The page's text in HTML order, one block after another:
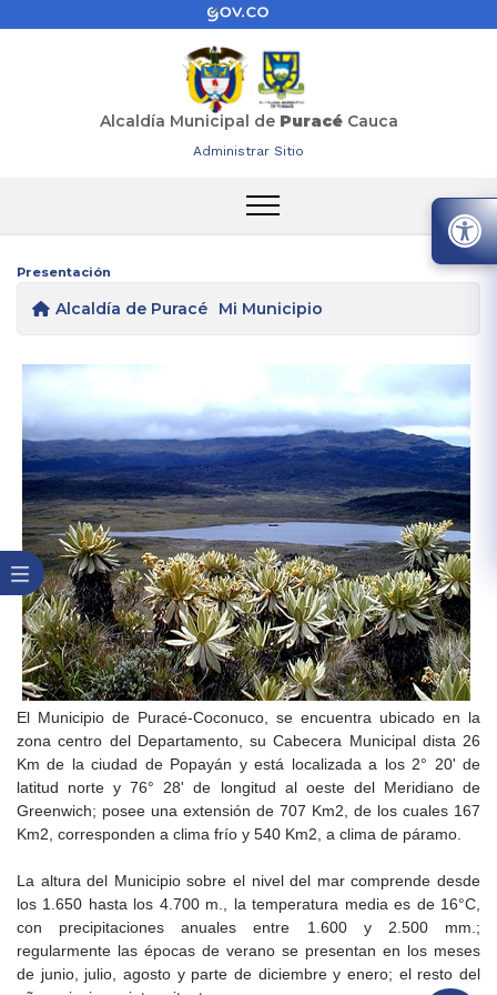
Alcaldía Municipal de Puracé Cauca
Administrar Sitio
Presentación
Alcaldía de Puracé Mi Municipio
El Municipio de Puracé-Coconuco, se encuentra ubicado en la
zona centro del Departamento, su Cabecera Municipal dista 26
Km de la ciudad de Popayán y está localizada a los 2° 20' de
latitud norte y 76° 28' de longitud al oeste del Meridiano de
Greenwich; posee una extensión de 707 Km2, de los cuales 167
Km2, corresponden a clima frío y 540 Km2, a clima de páramo.
La altura del Municipio sobre el nivel del mar comprende desde
los 1.650 hasta los 4.700 m., la temperatura media es de 16°C,
con precipitaciones anuales entre 1.600 y 2.500 mm.;
regularmente las épocas de verano se presentan en los meses
de junio, julio, agosto y parte de diciembre y enero; el resto del